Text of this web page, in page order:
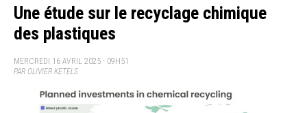
Une étude sur le recyclage chimique
des plastiques
MERCREDI 16 AVRIL 2025 - 09H51
PAR OLIVIER KETELS